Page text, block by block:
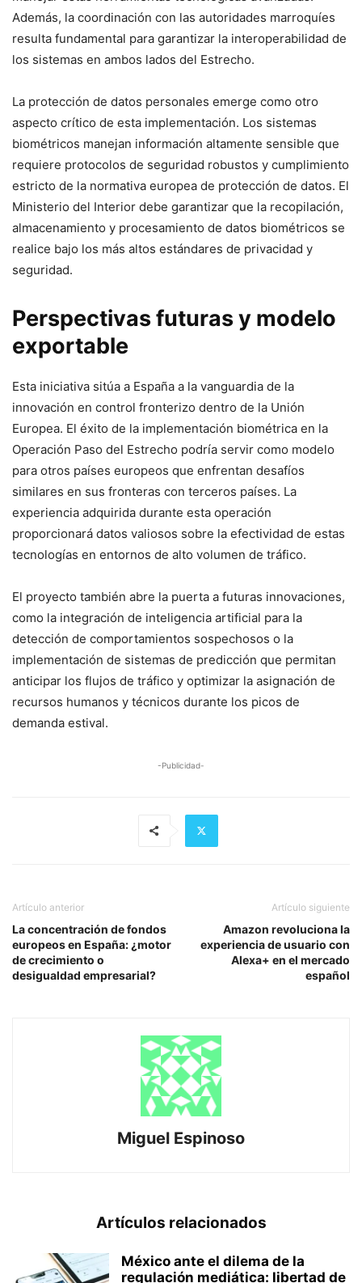
Además, la coordinación con las autoridades marroquíes
resulta fundamental para garantizar la interoperabilidad de
los sistemas en ambos lados del Estrecho.
La protección de datos personales emerge como otro
aspecto crítico de esta implementación. Los sistemas
biométricos manejan información altamente sensible que
requiere protocolos de seguridad robustos y cumplimiento
estricto de la normativa europea de protección de datos. El
Ministerio del Interior debe garantizar que la recopilación,
almacenamiento y procesamiento de datos biométricos se
realice bajo los más altos estándares de privacidad y
seguridad.
Perspectivas futuras y modelo
exportable
Esta iniciativa sitúa a España a la vanguardia de la
innovación en control fronterizo dentro de la Unión
Europea. El éxito de la implementación biométrica en la
Operación Paso del Estrecho podría servir como modelo
para otros países europeos que enfrentan desafíos
similares en sus fronteras con terceros países. La
experiencia adquirida durante esta operación
proporcionará datos valiosos sobre la efectividad de estas
tecnologías en entornos de alto volumen de tráfico.
El proyecto también abre la puerta a futuras innovaciones,
como la integración de inteligencia artificial para la
detección de comportamientos sospechosos o la
implementación de sistemas de predicción que permitan
anticipar los flujos de tráfico y optimizar la asignación de
recursos humanos y técnicos durante los picos de
demanda estival.
-Publicidad-
Artículo anterior
La concentración de fondos
europeos en España: ¿motor
de crecimiento o
desigualdad empresarial?
Artículo siguiente
Amazon revoluciona la
experiencia de usuario con
Alexa+ en el mercado
español
Miguel Espinoso
Artículos relacionados
México ante el dilema de la
regulación mediática: libertad de